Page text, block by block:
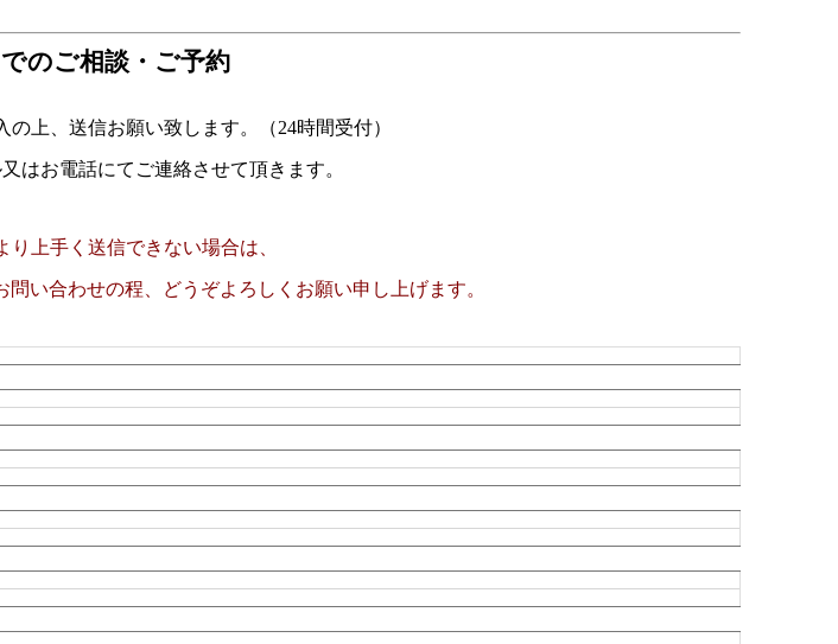
のご相談・ご予約
上、送信お願い致します。（24時間受付）
はお電話にてご連絡させて頂きます。
上手く送信できない場合は、
問い合わせの程、どうぞよろしくお願い申し上げます。